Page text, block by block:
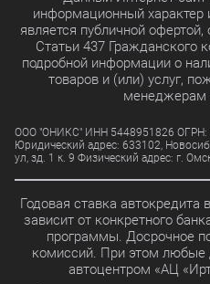
информационный характер
является публичной
Статьи 437 Гражданского
подробной информации о
товаров и (или) услуг,
менеджерам
ООО "ОНИКС" ИНН 5448951826 ОГРН:
Юридический адрес: 633102,
ул, зд. 1 к. 9 Физический адрес: г.
Годовая ставка автокредита
зависит от конкретного
программы. Досрочное
комиссий. При этом любые
автоцентром «АЦ